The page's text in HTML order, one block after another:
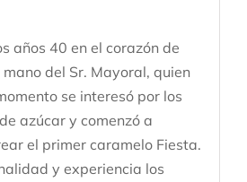
años 40 en el corazón de
del Sr. Mayoral, quien
se interesó por los
azúcar y comenzó a
el primer caramelo Fiesta.
y experiencia los